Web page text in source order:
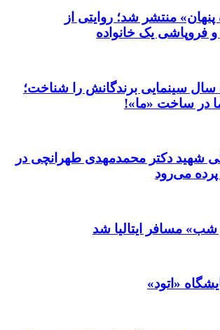
منتشر شد؛ روایتی از
فروپاشی یک خانواده
سال سینمایی برندگانش را شناخت؛
در ساخت «ما»!
شهید دکتر محمدمهدی طهرانچی در
می‌رود
مسافر ایتالیا شد
«اتود»